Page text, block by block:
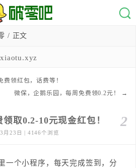
/ 正文
领红包，话费等！
微保，企鹅乐园，每周免费领0.2元！
→
2
取0.2-10元现金红包！
月23日 | 4146个浏览
一个小程序，每天完成签到，分